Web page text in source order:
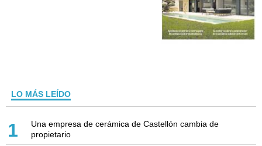
LO MÁS LEÍDO
1
Una empresa de cerámica de Castellón cambia de
propietario